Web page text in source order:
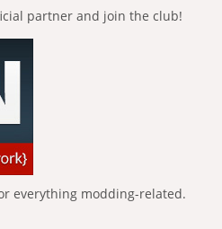
partner and join the club!
everything modding-related.